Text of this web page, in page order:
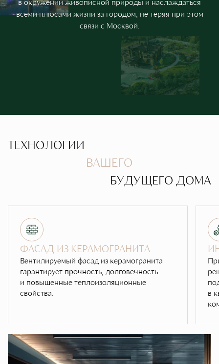
в окружении живописной природы и наслаждаться
всеми плюсами жизни за городом, не теряя при этом
связи с Москвой.
ТЕХНОЛОГИИ
ВАШЕГО
БУДУЩЕГО ДОМА
ФАСАД ИЗ КЕРАМОГРАНИТА
Вентилируемый фасад из керамогранита
гарантирует прочность, долговечность
и повышенные теплоизоляционные
свойства.
в